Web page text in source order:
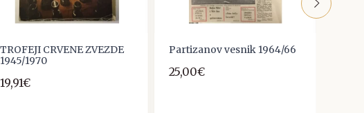
TROFEJI CRVENE ZVEZDE
1945/1970
19,91€
Partizanov vesnik 1964/66
25,00€